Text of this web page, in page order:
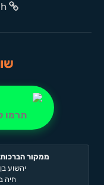
Prayers in English
תרמו
ממקור
יהשוע
חיה